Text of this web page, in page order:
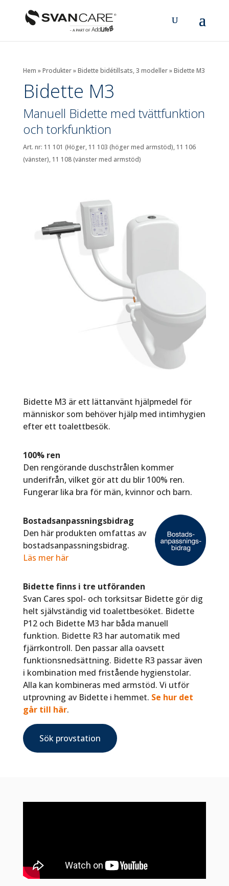
Hem »Produkter»Bidette bidétillsats, 3 modeller»Bidette M3
Bidette M3
Manuell Bidette med tvättfunktion
och torkfunktion
Art. nr: 11 101 (Höger, 11 103 (höger med armstöd), 11 106
(vänster), 11 108 (vänster med armstöd)
Bidette M3 är ett lättanvänt hjälpmedel för
människor som behöver hjälp med intimhygien
efter ett toalettbesök.
100% ren
Den rengörande duschstrålen kommer
underifrån, vilket gör att du blir 100% ren.
Fungerar lika bra för män, kvinnor och barn.
Bostadsanpassningsbidrag
Den här produkten omfattas av
bostadsanpassningsbidrag.
Läs mer här
Bidette finns i tre utföranden
Svan Cares spol- och torksitsar Bidette gör dig
helt självständig vid toalettbesöket. Bidette
P12 och Bidette M3 har båda manuell
funktion. Bidette R3 har automatik med
fjärrkontroll. Den passar alla oavsett
funktionsnedsättning. Bidette R3 passar även
i kombination med fristående hygienstolar.
Alla kan kombineras med armstöd. Vi utför
utprovning av Bidette i hemmet. Se hur det
går till här.
Sök provstation